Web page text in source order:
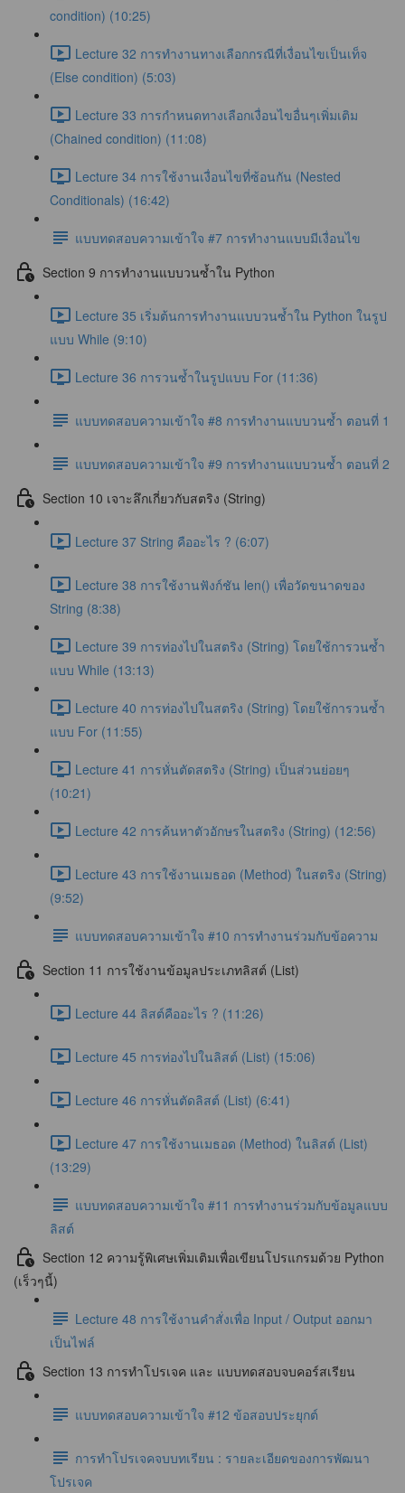
condition) (10:25)
Lecture 32 การทำงานทางเลือกกรณีที่เงื่อนไขเป็นเท็จ
(Else condition) (5:03)
Lecture 33 การกำหนดทางเลือกเงื่อนไขอื่นๆเพิ่มเติม
(Chained condition) (11:08)
Lecture 34 การใช้งานเงื่อนไขที่ซ้อนกัน (Nested
Conditionals) (16:42)
แบบทดสอบความเข้าใจ #7 การทำงานแบบมีเงื่อนไข
Section 9 การทำงานแบบวนซ้ำใน Python
Lecture 35 เริ่มต้นการทำงานแบบวนซ้ำใน Python ในรูป
แบบ While (9:10)
Lecture 36 การวนซ้ำในรูปแบบ For (11:36)
แบบทดสอบความเข้าใจ #8 การทำงานแบบวนซ้ำ ตอนที่ 1
แบบทดสอบความเข้าใจ #9 การทำงานแบบวนซ้ำ ตอนที่ 2
Section 10 เจาะลึกเกี่ยวกับสตริง (String)
Lecture 37 String คืออะไร ? (6:07)
Lecture 38 การใช้งานฟังก์ชัน len() เพื่อวัดขนาดของ
String (8:38)
Lecture 39 การท่องไปในสตริง (String) โดยใช้การวนซ้ำ
แบบ While (13:13)
Lecture 40 การท่องไปในสตริง (String) โดยใช้การวนซ้ำ
แบบ For (11:55)
Lecture 41 การหั่นตัดสตริง (String) เป็นส่วนย่อยๆ
(10:21)
Lecture 42 การค้นหาตัวอักษรในสตริง (String) (12:56)
Lecture 43 การใช้งานเมธอด (Method) ในสตริง (String)
(9:52)
แบบทดสอบความเข้าใจ #10 การทำงานร่วมกับข้อความ
Section 11 การใช้งานข้อมูลประเภทลิสต์ (List)
Lecture 44 ลิสต์คืออะไร ? (11:26)
Lecture 45 การท่องไปในลิสต์ (List) (15:06)
Lecture 46 การหั่นตัดลิสต์ (List) (6:41)
Lecture 47 การใช้งานเมธอด (Method) ในลิสต์ (List)
(13:29)
แบบทดสอบความเข้าใจ #11 การทำงานร่วมกับข้อมูลแบบ
ลิสต์
Section 12 ความรู้พิเศษเพิ่มเติมเพื่อเขียนโปรแกรมด้วย Python
(เร็วๆนี้)
Lecture 48 การใช้งานคำสั่งเพื่อ Input / Output ออกมา
เป็นไฟล์
Section 13 การทำโปรเจค และ แบบทดสอบจบคอร์สเรียน
แบบทดสอบความเข้าใจ #12 ข้อสอบประยุกต์
การทำโปรเจคจบบทเรียน : รายละเอียดของการพัฒนา
โปรเจค